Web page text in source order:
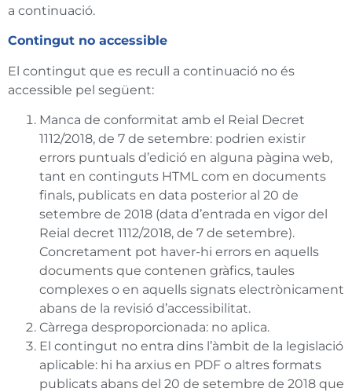
a continuació.
Contingut no accessible
El contingut que es recull a continuació no és
accessible pel següent:
Manca de conformitat amb el Reial Decret
1112/2018, de 7 de setembre: podrien existir
errors puntuals d’edició en alguna pàgina web,
tant en continguts HTML com en documents
finals, publicats en data posterior al 20 de
setembre de 2018 (data d’entrada en vigor del
Reial decret 1112/2018, de 7 de setembre).
Concretament pot haver-hi errors en aquells
documents que contenen gràfics, taules
complexes o en aquells signats electrònicament
abans de la revisió d’accessibilitat.
Càrrega desproporcionada: no aplica.
El contingut no entra dins l’àmbit de la legislació
aplicable: hi ha arxius en PDF o altres formats
publicats abans del 20 de setembre de 2018 que